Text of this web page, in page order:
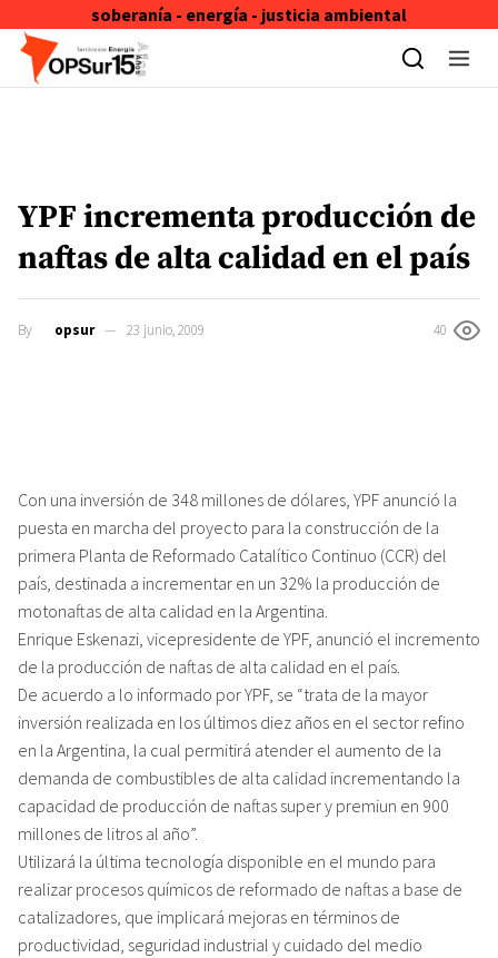
soberanía - energía - justicia ambiental
Skip to content
YPF incrementa producción de
naftas de alta calidad en el país
By opsur 23 junio, 2009 40
Con una inversión de 348 millones de dólares, YPF anunció la
puesta en marcha del proyecto para la construcción de la
primera Planta de Reformado Catalítico Continuo (CCR) del
país, destinada a incrementar en un 32% la producción de
motonaftas de alta calidad en la Argentina.
Enrique Eskenazi, vicepresidente de YPF, anunció el incremento
de la producción de naftas de alta calidad en el país.
De acuerdo a lo informado por YPF, se “trata de la mayor
inversión realizada en los últimos diez años en el sector refino
en la Argentina, la cual permitirá atender el aumento de la
demanda de combustibles de alta calidad incrementando la
capacidad de producción de naftas super y premiun en 900
millones de litros al año”.
Utilizará la última tecnología disponible en el mundo para
realizar procesos químicos de reformado de naftas a base de
catalizadores, que implicará mejoras en términos de
productividad, seguridad industrial y cuidado del medio